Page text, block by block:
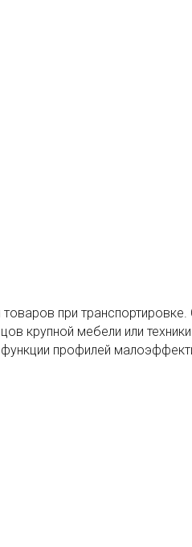
при
крупной мебели или
профилей